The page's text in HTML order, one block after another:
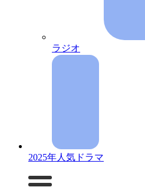
ラジオ
2025年人気ドラマ